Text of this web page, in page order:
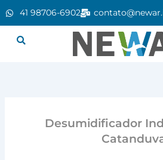
41 98706-6902
Desumidificador